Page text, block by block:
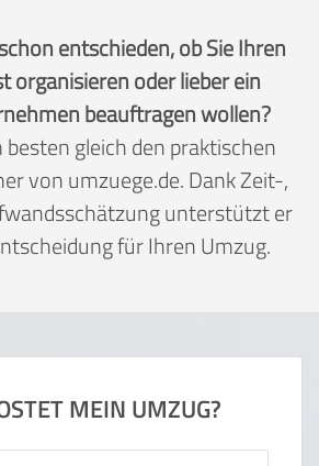
entschieden, ob Sie Ihren
organisieren oder lieber ein
beauftragen wollen?
besten gleich den praktischen
von umzuege.de. Dank Zeit-,
unterstützt er
für Ihren Umzug.
MEIN UMZUG?